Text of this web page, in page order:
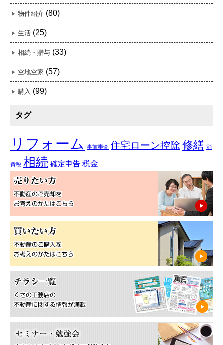
物件紹介 (80)
生活 (25)
相続・贈与 (33)
空地空家 (57)
購入 (99)
タグ
リフォーム 事前審査 住宅ローン控除 修繕 消
費税 相続 確定申告 税金